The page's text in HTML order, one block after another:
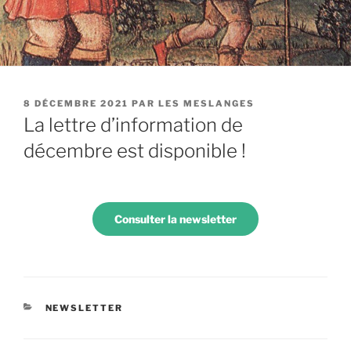
PUBLIÉ
LE
8 DÉCEMBRE 2021 PAR LES MESLANGES
La lettre d’information de
décembre est disponible !
Consulter la newsletter
CATÉGORIES
NEWSLETTER